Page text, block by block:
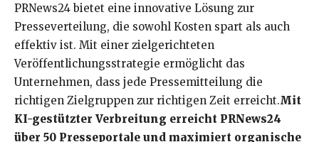
PRNews24 bietet eine innovative Lösung zur
Presseverteilung, die sowohl Kosten spart als auch
effektiv ist. Mit einer zielgerichteten
Veröffentlichungsstrategie ermöglicht das
Unternehmen, dass jede Pressemitteilung die
richtigen Zielgruppen zur richtigen Zeit erreicht.Mit
KI-gestützter Verbreitung erreicht PRNews24
über 50 Presseportale und maximiert organische